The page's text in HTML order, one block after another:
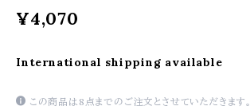
¥4,070
International shipping available
この商品は8点までのご注文とさせていただきます。